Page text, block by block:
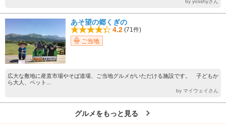
by yosshyさん
あそ望の郷くぎの
4.2 (71件)
ご当地
広大な敷地に産直市場やそば道場、ご当地グルメがいただける施設です。 子どもか
ら大人、ペット...
by マイウェイさん
グルメをもっと見る